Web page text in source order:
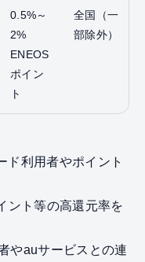
0.5%～
2%
ENEOS
ポイン
ト
全国（一
部除外）
ド利用者やポイント
ント等の高還元率を
やauサービスとの連